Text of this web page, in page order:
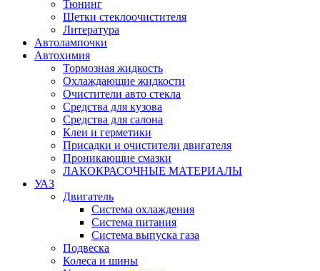
Тюнинг
Щетки стеклоочистителя
Литература
Автолампочки
Автохимия
Тормозная жидкость
Охлаждающие жидкости
Очистители авто стекла
Средства для кузова
Средства для салона
Клеи и герметики
Присадки и очистители двигателя
Проникающие смазки
ЛАКОКРАСОЧНЫЕ МАТЕРИАЛЫ
УАЗ
Двигатель
Система охлаждения
Система питания
Система выпуска газа
Подвеска
Колеса и шины